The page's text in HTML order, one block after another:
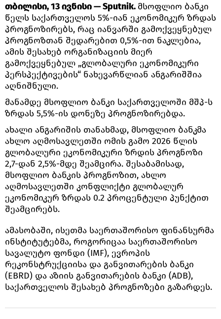
თბილისი, 13 ივნისი — Sputnik. მსოფლიო ბანკი
წელს საქართველოს 5%-იან ეკონომიკურ ზრდას
პროგნოზირებს, რაც იანვარში გამოქვეყნებულ
პროგნოზთან შედარებით 0,5%-ით ნაკლებია,
ამის შესახებ ორგანიზაციის მიერ
გამოქვეყნებულ „გლობალური ეკონომიკური
პერსპექტივების“ ნახევარწლიან ანგარიშშია
აღნიშნული.
მანამდე მსოფლიო ბანკი საქართველოში მშპ-ს
ზრდას 5,5%-ის დონეზე პროგნოზირებდა.
ახალი ანგარიშის თანახმად, მსოფლიო ბანკმა
ახლო აღმოსავლეთში ომის გამო 2026 წლის
გლობალური ეკონომიკური ზრდის პროგნოზი
2,7-დან 2,5%-მდე შეამცირა. შესაბამისად,
მსოფლიო ბანკის პროგნოზით, ახლო
აღმოსავლეთში კონფლიქტი გლობალურ
ეკონომიკურ ზრდას 0.2 პროცენტული პუნქტით
შეამცირებს.
ამასობაში, ისეთმა საერთაშორისო ფინანსურმა
ინსტიტუტებმა, როგორიცაა საერთაშორისო
სავალუტო ფონდი (IMF), ევროპის
რეკონსტრუქციისა და განვითარების ბანკი
(EBRD) და აზიის განვითარების ბანკი (ADB),
საქართველოს შესახებ პროგნოზები გაზარდეს.